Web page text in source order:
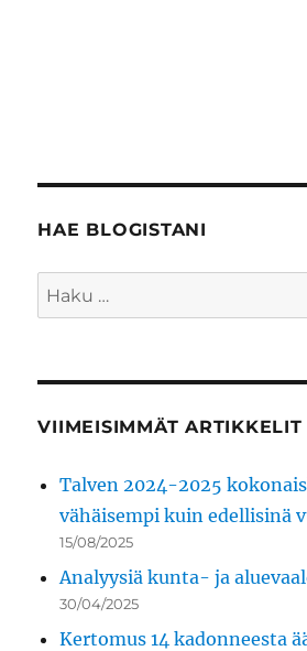
HAE BLOGISTANI
Etsi:
VIIMEISIMMÄT ARTIKKELIT
Talven 2024-2025
vähäisempi kuin edellisinä
15/08/2025
Analyysiä kunta- ja
30/04/2025
Kertomus 14 kadonneesta